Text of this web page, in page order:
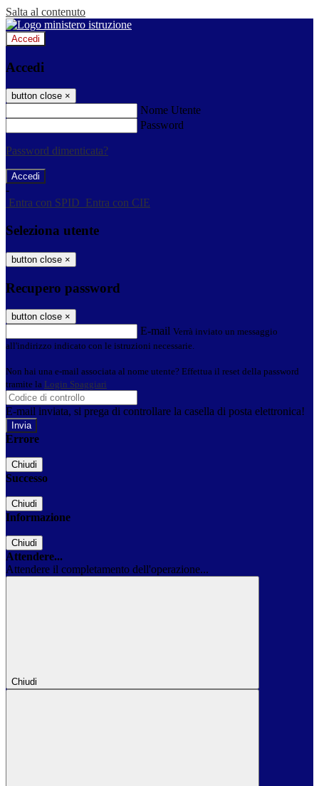
Salta al contenuto
Accedi
Accedi
button close ×
Nome Utente
Password
Password dimenticata?
-
Entra con SPID Entra con CIE
Seleziona utente
button close ×
Recupero password
button close ×
E-mail Verrà inviato un messaggio
all'indirizzo indicato con le istruzioni necessarie.
Non hai una e-mail associata al nome utente? Effettua il reset della password
tramite la Login Spaggiari
E-mail inviata, si prega di controllare la casella di posta elettronica!
Errore
Chiudi
Successo
Chiudi
Informazione
Chiudi
Attendere...
Attendere il completamento dell'operazione...
Chiudi